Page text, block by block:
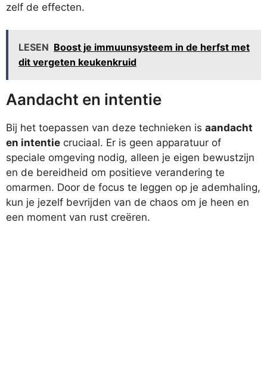
zelf de effecten.
LESEN Boost je immuunsysteem in de herfst met
dit vergeten keukenkruid
Aandacht en intentie
Bij het toepassen van deze technieken is aandacht
en intentie cruciaal. Er is geen apparatuur of
speciale omgeving nodig, alleen je eigen bewustzijn
en de bereidheid om positieve verandering te
omarmen. Door de focus te leggen op je ademhaling,
kun je jezelf bevrijden van de chaos om je heen en
een moment van rust creëren.